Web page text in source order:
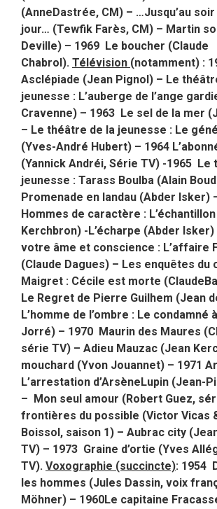
(AnneDastrée, CM) – …Jusqu’au
jour… (Tewfik Farès, CM) – Martin
Deville) – 1969 Le boucher (Claude
Chabrol). Télévision (notamment) :
Asclépiade (Jean Pignol) – Le
jeunesse : L’auberge de l’ange
Cravenne) – 1963 Le sel de la mer
– Le théâtre de la jeunesse : Le
(Yves-André Hubert) – 1964
(Yannick Andréi, Série TV) -1965 Le
jeunesse : Tarass Boulba (Alain
Promenade en landau (Abder Isker)
Hommes de caractère :
Kerchbron) -L’écharpe (Abder Isker)
votre âme et conscience : L’affaire
(Claude Dagues) – Les enquêtes du
Maigret : Cécile est morte
Le Regret de Pierre Guilhem (Jean
L’homme de l’ombre : Le condamné
Jorré) – 1970 Maurin des Maures
série TV) – Adieu Mauzac (Jean
mouchard (Yvon Jouannet) – 1971
L’arrestation d’ArsèneLupin (Jean-
– Mon seul amour (Robert Guez,
frontières du possible (Victor Vicas
Boissol, saison 1) – Aubrac city
TV) – 1973 Graine d’ortie (Yves
TV). Voxographie (succincte): 1954
les hommes (Jules Dassin, voix
Möhner) – 1960Le capitaine